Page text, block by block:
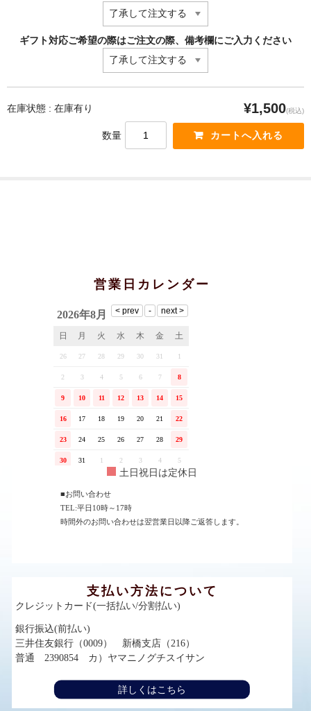
ギフト対応ご希望の際はご注文の際、備考欄にご入力ください
在庫状態 : 在庫有り ¥1,500(税込)
数量
営業日カレンダー
土日祝日は定休日
■お問い合わせ
TEL:平日10時～17時
時間外のお問い合わせは翌営業日以降ご返答します。
支払い方法について
クレジットカード(一括払い/分割払い)
銀行振込(前払い)
三井住友銀行（0009） 新橋支店（216）
普通 2390854 カ）ヤマニノグチスイサン
詳しくはこちら